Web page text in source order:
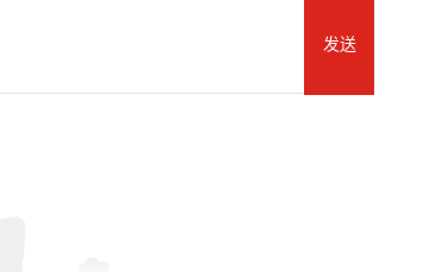
发送